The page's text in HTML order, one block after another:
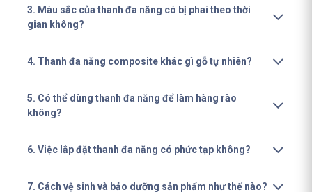
3. Màu sắc của thanh đa năng có bị phai theo thời
gian không?
4. Thanh đa năng composite khác gì gỗ tự nhiên?
5. Có thể dùng thanh đa năng để làm hàng rào
không?
6. Việc lắp đặt thanh đa năng có phức tạp không?
7. Cách vệ sinh và bảo dưỡng sản phẩm như thế nào?